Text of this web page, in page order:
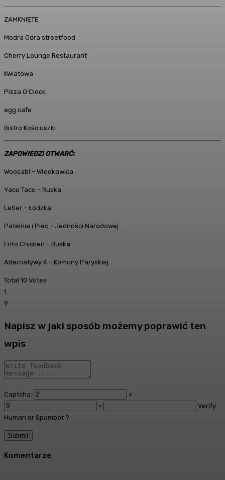
ZAMKNIĘTE
Modra Odra streetfood
Cherry Lounge Restaurant
Kwiatowa
Pizza O’Clock
egg.cafe
Bistro Kościuszki
ZAPOWIEDZI OTWARĆ:
Woosabi – Włodkowica
Yaco Taco – Ruska
LeSer – Łódzka
Patelnia i Piec – Jedności Narodowej
Frito Chicken – Ruska
Alternatywy 4 – Komuny Paryskiej
Total 10 Votes
1
9
Napisz w jaki sposób możemy poprawić ten
wpis
Captcha:
+
=
Verify
Human or Spambot ?
Komentarze